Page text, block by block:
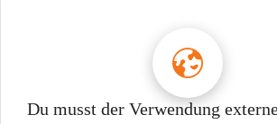
Du musst der Verwendung